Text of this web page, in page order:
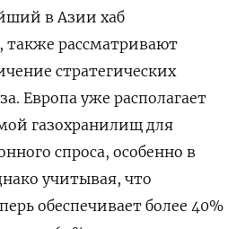
в Азии хаб
​также рассматривают
стратегических
Европа уже располагает
газохранилищ для
спроса, особенно в
учитывая, что
обеспечивает более 40%